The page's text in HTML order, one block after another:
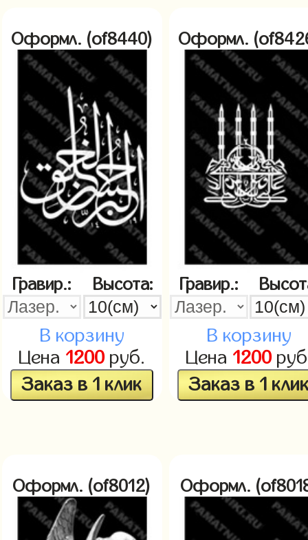
Оформл. (of8440)
Гравир.: Высота:
В корзину
Цена 1200руб.
Заказ в 1 клик
Оформл.
Гравир.:
В корзину
Цена 1200
Заказ в 1
Оформл. (of8012) Оформл.